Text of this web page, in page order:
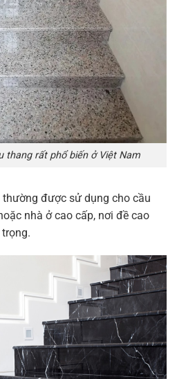
thang rất phổ biến ở Việt Nam
được sử dụng cho cầu
nhà ở cao cấp, nơi đề cao